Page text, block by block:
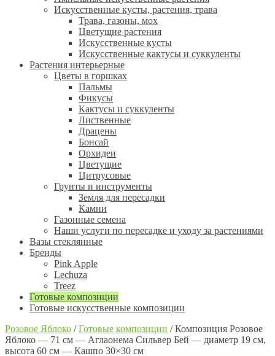
Искусственные кусты, растения, трава
Трава, газоны, мох
Цветущие растения
Искусственные кусты
Искусственные кактусы и суккуленты
Растения интерьерные
Цветы в горшках
Пальмы
Фикусы
Кактусы и суккуленты
Лиственные
Драцены
Бонсай
Орхидеи
Цветущие
Цитрусовые
Грунты и инструменты
Земля для пересадки
Камни
Газонные семена
Наши услуги по пересадке и уходу за растениями
Вазы стеклянные
Бренды
Pink Apple
Lechuza
Treez
Готовые композиции
Готовые искусственные композиции
Розовое Яблоко /Готовые композиции /Композиция Розовое
Яблоко — 71 см — Аглаонема Сильвер Бей — диаметр 19 см,
высота 60 см — Кашпо 30×30 см